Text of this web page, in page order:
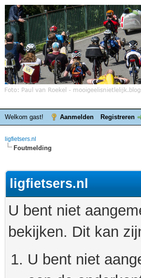
Welkom gast! Aanmelden Registreren
ligfietsers.nl
Foutmelding
ligfietsers.nl
U bent niet
bekijken. Dit kan
U bent niet